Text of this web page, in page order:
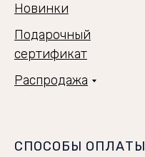
Новинки
Подарочный
сертификат
Распродажа
СПОСОБЫ ОПЛАТЫ